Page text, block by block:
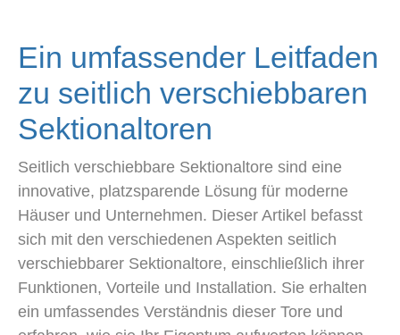
Ein umfassender Leitfaden
zu seitlich verschiebbaren
Sektionaltoren
Seitlich verschiebbare Sektionaltore sind eine
innovative, platzsparende Lösung für moderne
Häuser und Unternehmen. Dieser Artikel befasst
sich mit den verschiedenen Aspekten seitlich
verschiebbarer Sektionaltore, einschließlich ihrer
Funktionen, Vorteile und Installation. Sie erhalten
ein umfassendes Verständnis dieser Tore und